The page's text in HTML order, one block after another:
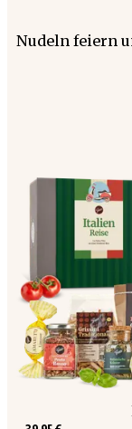
Nudeln feiern